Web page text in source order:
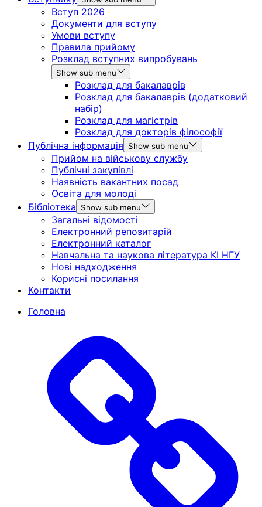
Вступ 2026
Документи для вступу
Умови вступу
Правила прийому
Розклад вступних випробувань
Show sub menu
Розклад для бакалаврів
Розклад для бакалаврів (додатковий
набір)
Розклад для магістрів
Розклад для докторів філософії
Публічна інформація
Show sub menu
Прийом на військову службу
Публічні закупівлі
Наявність вакантних посад
Освіта для молоді
Бібліотека
Show sub menu
Загальні відомості
Електронний репозитарій
Електронний каталог
Навчальна та наукова література КІ НГУ
Нові надходження
Корисні посилання
Контакти
Головна